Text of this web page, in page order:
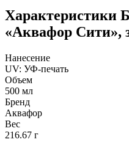
Характеристики
«Аквафор Сити»,
Нанесение
UV: УФ-печать
Объем
500 мл
Бренд
Аквафор
Вес
216.67 г